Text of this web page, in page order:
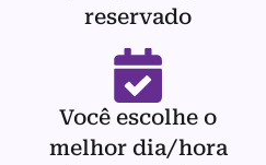
reservado
Você escolhe o
melhor dia/hora